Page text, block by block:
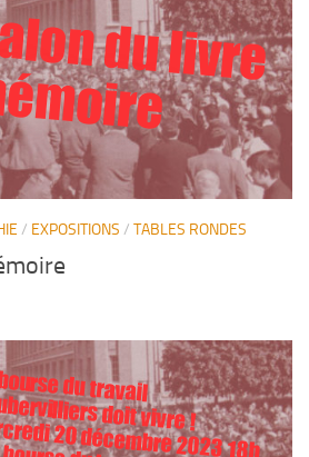
/ EXPOSITIONS / TABLES RONDES
du travail
doit vivre !
décembre 2023 18h à la bourse du travail